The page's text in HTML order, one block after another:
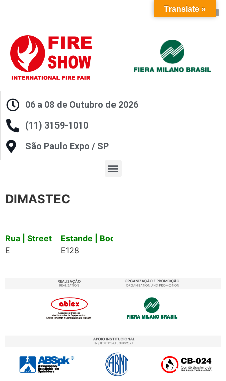
06 a 08 de Outubro de 2026
(11) 3159-1010
São Paulo Expo / SP
DIMASTEC
Rua | Street
E
Estande | Booth
E128
Translate »